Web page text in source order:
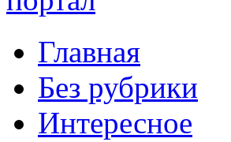
Главная
Без рубрики
Интересное